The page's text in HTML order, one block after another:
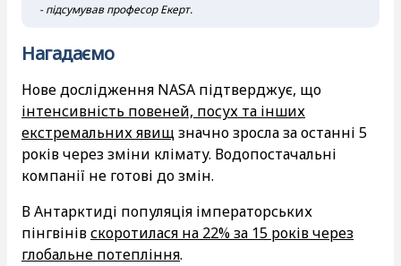
- підсумував професор Екерт.
Нагадаємо
Нове дослідження NASA підтверджує, що
інтенсивність повеней, посух та інших
екстремальних явищзначно зросла за останні 5
років через зміни клімату. Водопостачальні
компанії не готові до змін.
В Антарктиді популяція імператорських
пінгвінівскоротилася на 22% за 15 років через
глобальне потепління.